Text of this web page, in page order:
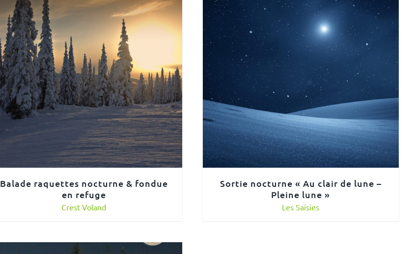
Balade raquettes nocturne & fondue
en refuge
Crest Voland
Sortie nocturne « Au clair de lune –
Pleine lune »
Les Saisies